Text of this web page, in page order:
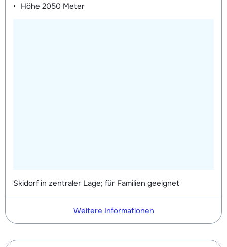
Höhe 2050 Meter
Skidorf in zentraler Lage; für Familien geeignet
Weitere Informationen